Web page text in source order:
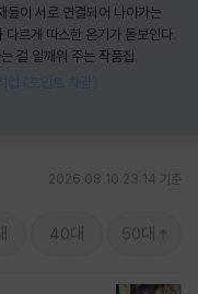
들이 서로 연결되어 나아가는
르게 따스한 온기가 돋보인다.
걸 일깨워 주는 작품집.
컵 (포인트 차감)
2026.08.10 23:14 기준
40대 50대